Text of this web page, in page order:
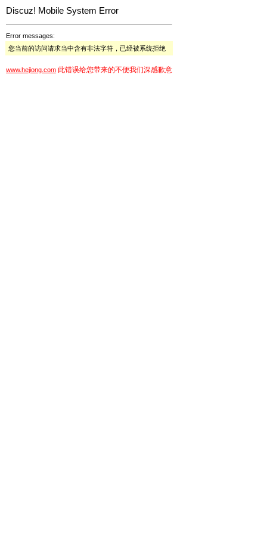
Discuz! Mobile System Error
Error messages:
您当前的访问请求当中含有非法字符，已经被系统拒绝
www.hejiong.com 此错误给您带来的不便我们深感歉意